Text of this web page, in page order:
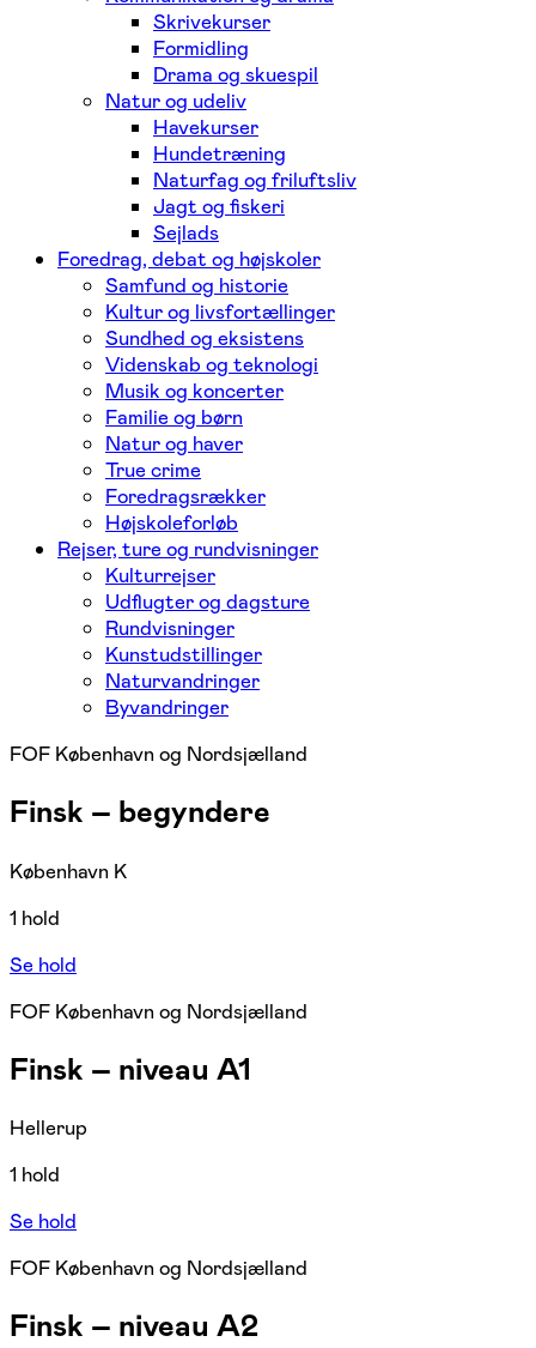
Skrivekurser
Formidling
Drama og skuespil
Natur og udeliv
Havekurser
Hundetræning
Naturfag og friluftsliv
Jagt og fiskeri
Sejlads
Foredrag, debat og højskoler
Samfund og historie
Kultur og livsfortællinger
Sundhed og eksistens
Videnskab og teknologi
Musik og koncerter
Familie og børn
Natur og haver
True crime
Foredragsrækker
Højskoleforløb
Rejser, ture og rundvisninger
Kulturrejser
Udflugter og dagsture
Rundvisninger
Kunstudstillinger
Naturvandringer
Byvandringer
FOF København og Nordsjælland
Finsk – begyndere
København K
1 hold
Se hold
FOF København og Nordsjælland
Finsk – niveau A1
Hellerup
1 hold
Se hold
FOF København og Nordsjælland
Finsk – niveau A2